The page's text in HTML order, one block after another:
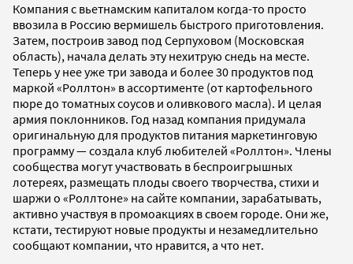
Компания с вьетнамским капиталом когда-то просто
ввозила в Россию вермишель быстрого приготовления.
Затем, построив завод под Серпуховом (Московская
область), начала делать эту нехитрую снедь на месте.
Теперь у нее уже три завода и более 30 продуктов под
маркой «Роллтон» в ассортименте (от картофельного
пюре до томатных соусов и оливкового масла). И целая
армия поклонников. Год назад компания придумала
оригинальную для продуктов питания маркетинговую
программу — создала клуб любителей «Роллтон». Члены
сообщества могут участвовать в беспроигрышных
лотереях, размещать плоды своего творчества, стихи и
шаржи о «Роллтоне» на сайте компании, зарабатывать,
активно участвуя в промоакциях в своем городе. Они же,
кстати, тестируют новые продукты и незамедлительно
сообщают компании, что нравится, а что нет.